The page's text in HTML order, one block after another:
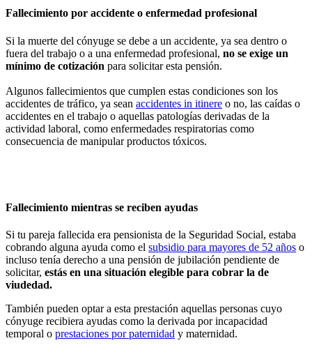
Fallecimiento por accidente o enfermedad profesional
Si la muerte del cónyuge se debe a un accidente, ya sea dentro o
fuera del trabajo o a una enfermedad profesional, no se exige un
mínimo de cotización para solicitar esta pensión.
Algunos fallecimientos que cumplen estas condiciones son los
accidentes de tráfico, ya sean accidentes in itinere o no, las caídas o
accidentes en el trabajo o aquellas patologías derivadas de la
actividad laboral, como enfermedades respiratorias como
consecuencia de manipular productos tóxicos.
Fallecimiento mientras se reciben ayudas
Si tu pareja fallecida era pensionista de la Seguridad Social, estaba
cobrando alguna ayuda como el subsidio para mayores de 52 años o
incluso tenía derecho a una pensión de jubilación pendiente de
solicitar, estás en una situación elegible para cobrar la de
viudedad.
También pueden optar a esta prestación aquellas personas cuyo
cónyuge recibiera ayudas como la derivada por incapacidad
temporal o prestaciones por paternidad y maternidad.